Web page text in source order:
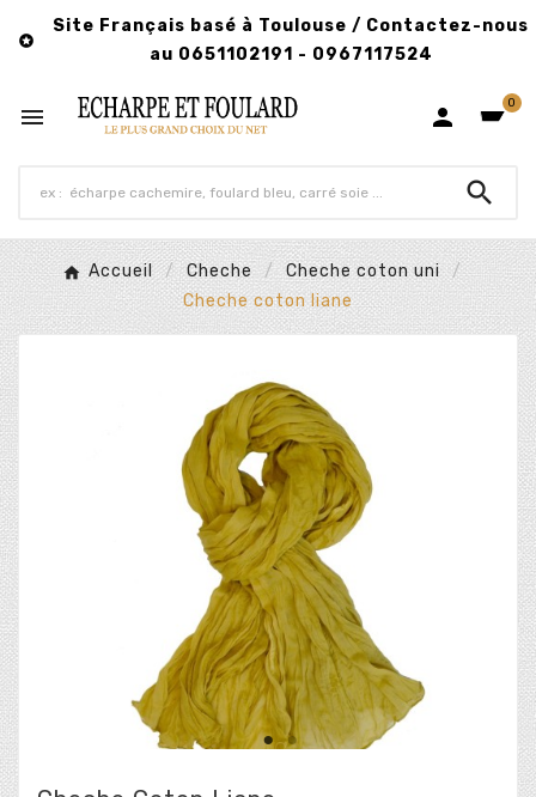

Site Français basé à Toulouse / Contactez-nous
au 0651102191 - 0967117524
  0

Accueil Cheche
Cheche coton uni
Cheche coton liane